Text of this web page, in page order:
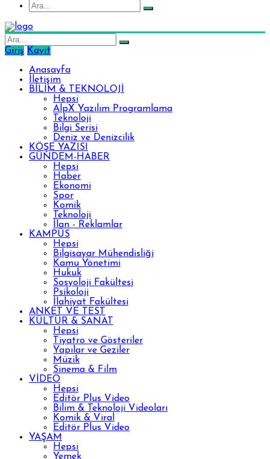
Giriş Kayıt
Anasayfa
İletişim
BİLİM & TEKNOLOJİ
Hepsi
AlpX Yazılım Programlama
Teknoloji
Bilgi Serisi
Deniz ve Denizcilik
KÖŞE YAZISI
GÜNDEM-HABER
Hepsi
Haber
Ekonomi
Spor
Komik
Teknoloji
İlan - Reklamlar
KAMPÜS
Hepsi
Bilgisayar Mühendisliği
Kamu Yönetimi
Hukuk
Sosyoloji Fakültesi
Psikoloji
İlahiyat Fakültesi
ANKET VE TEST
KÜLTÜR & SANAT
Hepsi
Tiyatro ve Gösteriler
Yapılar ve Geziler
Müzik
Sinema & Film
VİDEO
Hepsi
Editör Plus Video
Bilim & Teknoloji Videoları
Komik & Viral
Editör Plus Video
YAŞAM
Hepsi
Yemek